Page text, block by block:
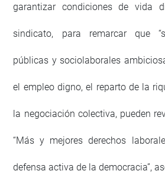
garantizar condiciones de vida
sindicato, para remarcar que
públicas y sociolaborales
el empleo digno, el reparto de la
la negociación colectiva, pueden
“Más y mejores derechos
defensa activa de la democracia”,